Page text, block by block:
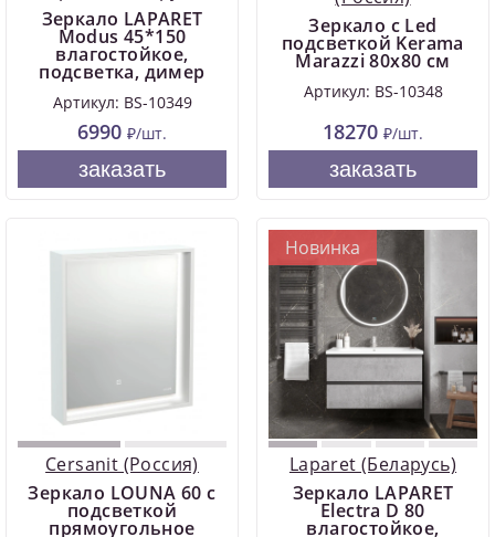
Зеркало LAPARET
Modus 45*150
влагостойкое,
подсветка, димер
Артикул: BS-10349
6990 ₽/шт.
заказать
Зеркало с Led
подсветкой Kerama
Marazzi 80x80 см
Артикул: BS-10348
18270 ₽/шт.
заказать
Cersanit (Россия)
Зеркало LOUNA 60 с
подсветкой
прямоугольное
Новинка
Laparet (Беларусь)
Зеркало LAPARET
Electra D 80
влагостойкое,